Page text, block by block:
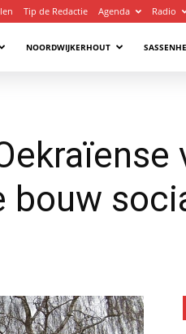
Tip de Redactie Agenda Radio
NOORDWIJKERHOUT
bouw